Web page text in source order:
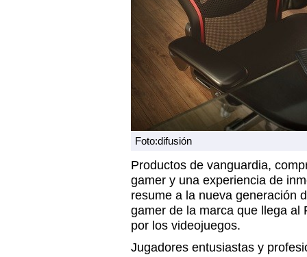
Foto:difusión
Productos de vanguardia,
gamer y una experiencia de
resume a la nueva generación
gamer de la marca que llega al
por los videojuegos.
Jugadores entusiastas y